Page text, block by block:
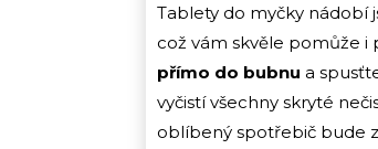
Tablety do myčky nádobí
což vám skvěle pomůže i
přímo do bubnu a
vyčistí všechny skryté
oblíbený spotřebič bude